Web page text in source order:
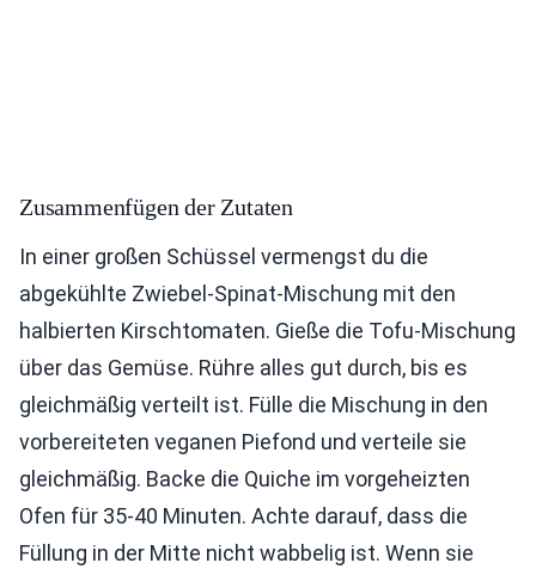
Zusammenfügen der Zutaten
In einer großen Schüssel vermengst du die
abgekühlte Zwiebel-Spinat-Mischung mit den
halbierten Kirschtomaten. Gieße die Tofu-Mischung
über das Gemüse. Rühre alles gut durch, bis es
gleichmäßig verteilt ist. Fülle die Mischung in den
vorbereiteten veganen Piefond und verteile sie
gleichmäßig. Backe die Quiche im vorgeheizten
Ofen für 35-40 Minuten. Achte darauf, dass die
Füllung in der Mitte nicht wabbelig ist. Wenn sie